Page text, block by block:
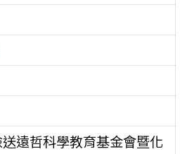
遠哲科學教育基金會暨化